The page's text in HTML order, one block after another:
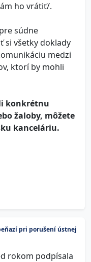
ho vrátiť/.
súdne
si všetky doklady
medzi
ktorí by mohli
konkrétnu
žaloby, môžete
kanceláriu.
pri porušení ústnej
rokom podpísala